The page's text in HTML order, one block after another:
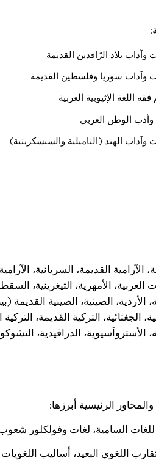
وآداب بلاد الرّافدين القديمة
وآداب سوريا وفلسطين القديمة
اللغة الإثيوبية العربية
الوطن العربي
وآداب الهند (التاميلية والسنسكريتية)
الآرامية القديمة، السريانية،
الأمهرية، التيغرينية،
الصينية، الصينية القديمة
الجغتائية، التركية القديمة، التركية
الأستروآسيوية، الدرافيدية،
الرئيسية أبرزها:
للغات السامية، لغات وفولكلور
اللغوي البعيد، أساليب